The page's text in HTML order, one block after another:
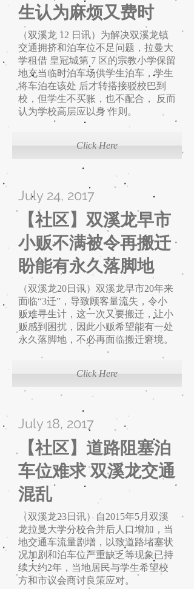
生认为麻烦又费时
（双溪龙 12 日讯）为解决双溪龙镇
交通拥挤和泊车位不足问题，拉曼大
学租借 皇冠城第 7 区的宗教小学保留
地充当临时泊车场供学生泊车，学生
将车泊在该处 后才转搭接驳校巴到
校，但学生不买账，也不配合， 反而
认为学校高层应以身 作则。
Click Here
July 24, 2017
【社区】双溪龙早市
小贩不满被令再搬迁
盼能有永久落脚地
（双溪龙20日讯）双溪龙早市20年来
面临“3迁”，导致顾客量流失，令小
贩难寻生计，这一次又要搬迁，让小
贩感到困扰，因此小贩希望能有一处
永久落脚地，不必再面临搬迁窘境。
Click Here
July 18, 2017
【社区】道路阻塞泊
车位难求 双溪龙交通
混乱
（双溪龙23日讯）自2015年5月双溪
龙拉曼大学分校合并后人口增加，当
地交通车流量剧增，以致道路堵塞状
况加剧和泊车位严重缺乏等现象已持
续大约2年，当地居民与学生希望校
方和市议会商讨良策应对。